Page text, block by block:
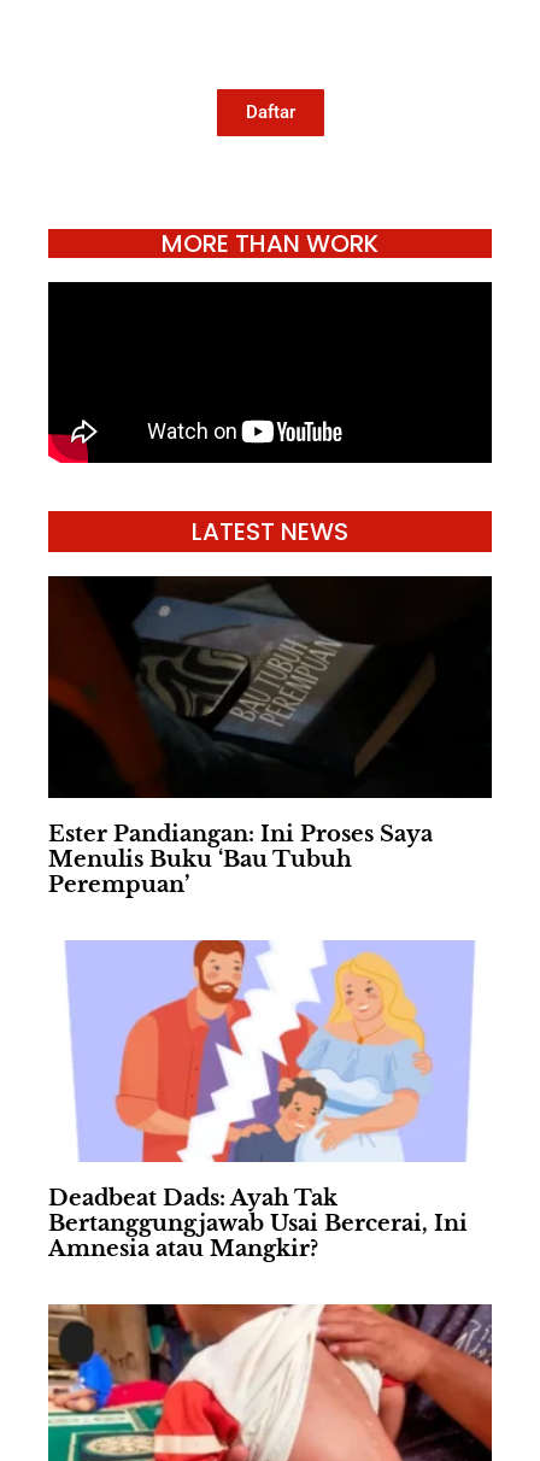
Daftar
MORE THAN WORK
LATEST NEWS
Ester Pandiangan: Ini Proses Saya
Menulis Buku ‘Bau Tubuh
Perempuan’
Deadbeat Dads: Ayah Tak
Bertanggungjawab Usai Bercerai, Ini
Amnesia atau Mangkir?